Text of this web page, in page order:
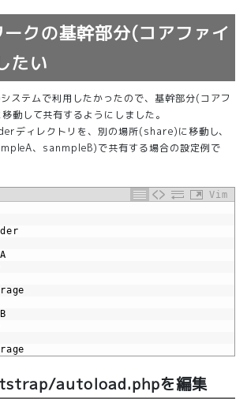
クの基幹部分(コアファイ
たい
ステムで利用したかったので、基幹部分(コアフ
動して共有するようにしました。
ディレクトリを、別の場所(share)に移動し、
、sanmpleB)で共有する場合の設定例で
Vim
autoload.phpを編集